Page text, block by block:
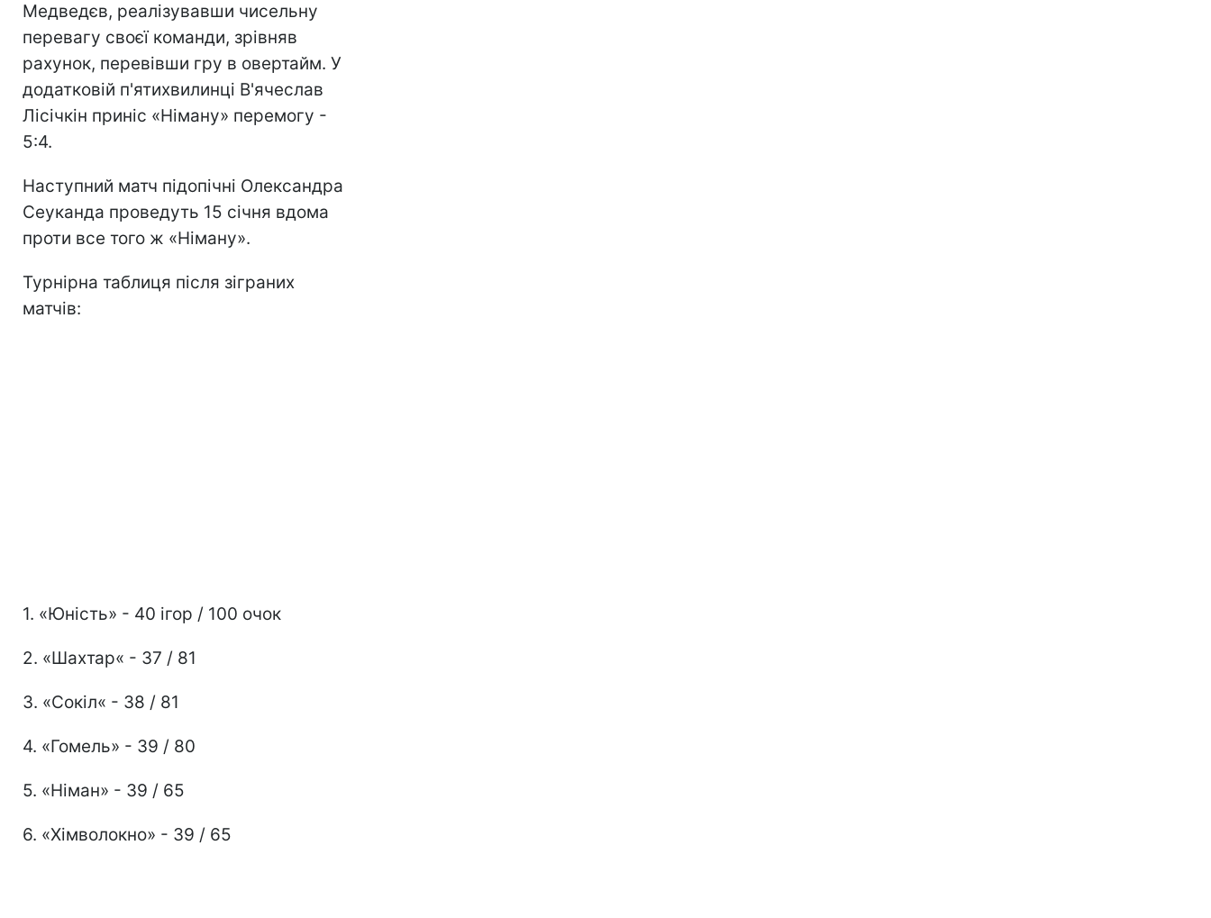
Медведєв, реалізувавши чисельну
перевагу своєї команди, зрівняв
рахунок, перевівши гру в овертайм. У
додатковій п'ятихвилинці В'ячеслав
Лісічкін приніс «Німану» перемогу -
5:4.
Наступний матч підопічні Олександра
Сеуканда проведуть 15 січня вдома
проти все того ж «Німану».
Турнірна таблиця після зіграних
матчів:
1. «Юність» - 40 ігор / 100 очок
2. «Шахтар« - 37 / 81
3. «Сокіл« - 38 / 81
4. «Гомель» - 39 / 80
5. «Німан» - 39 / 65
6. «Хімволокно» - 39 / 65